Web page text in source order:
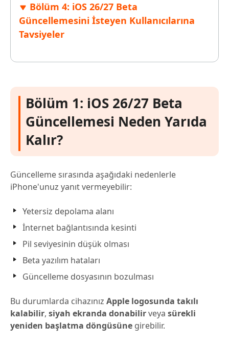
Bölüm 4: iOS 26/27 Beta
Güncellemesini İsteyen Kullanıcılarına
Tavsiyeler
Bölüm 1: iOS 26/27 Beta
Güncellemesi Neden Yarıda
Kalır?
Güncelleme sırasında aşağıdaki nedenlerle
iPhone'unuz yanıt vermeyebilir:
Yetersiz depolama alanı
İnternet bağlantısında kesinti
Pil seviyesinin düşük olması
Beta yazılım hataları
Güncelleme dosyasının bozulması
Bu durumlarda cihazınız Apple logosunda takılı
kalabilir, siyah ekranda donabilirveya sürekli
yeniden başlatma döngüsüne girebilir.